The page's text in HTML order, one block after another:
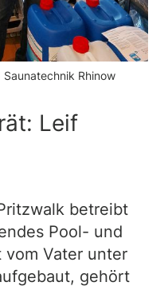
Rhinow
Leif
betreibt
Pool- und
vom Vater unter
gehört